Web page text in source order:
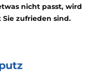
nicht passt, wird
zufrieden sind.